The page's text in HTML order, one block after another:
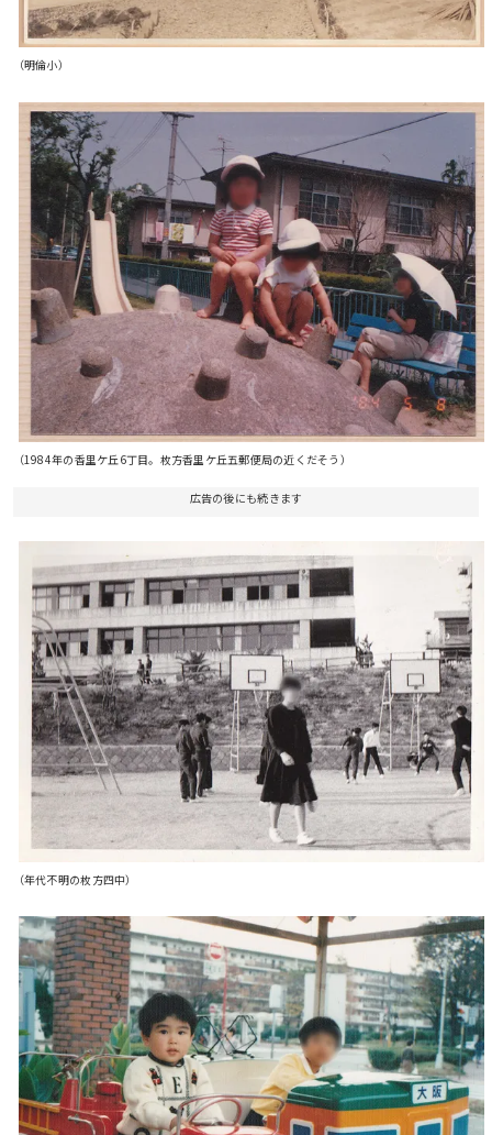
（明倫小）
（1984年の香里ケ丘6丁目。枚方香里ケ丘五郵便局の近くだそう）
広告の後にも続きます
（年代不明の枚方四中）